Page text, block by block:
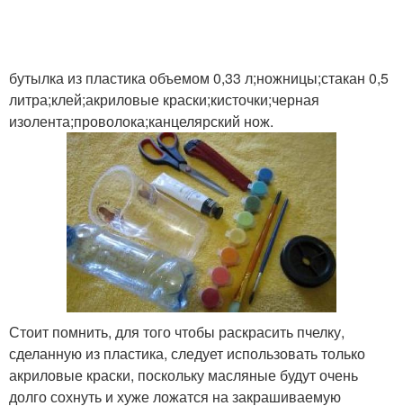
бутылка из пластика объемом 0,33 л;ножницы;стакан 0,5
литра;клей;акриловые краски;кисточки;черная
изолента;проволока;канцелярский нож.
Стоит помнить, для того чтобы раскрасить пчелку,
сделанную из пластика, следует использовать только
акриловые краски, поскольку масляные будут очень
долго сохнуть и хуже ложатся на закрашиваемую